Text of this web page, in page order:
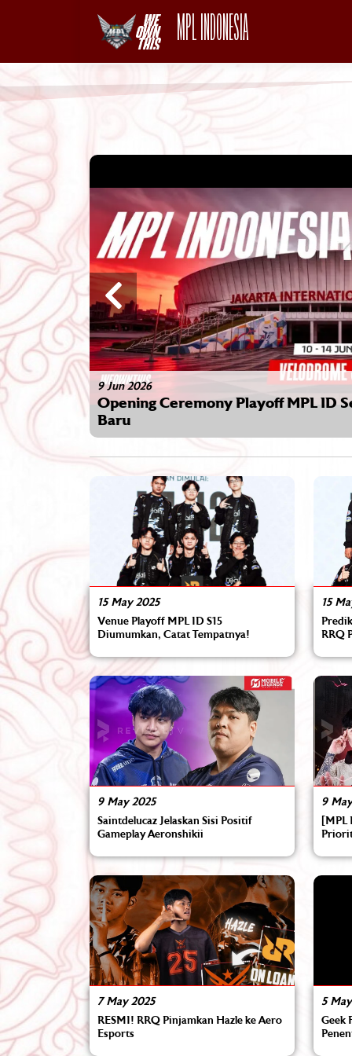
MPL INDONESIA
dengan Konsep 15 Jun 2026
15 May 2025
Venue Playoff MPL ID S15
Diumumkan, Catat Tempatnya!
15
RRQ
9 May 2025
Saintdelucaz Jelaskan Sisi Positif
Gameplay Aeronshikii
9
[MPL
7 May 2025
RESMI! RRQ Pinjamkan Hazle ke Aero
Esports
5
Geek